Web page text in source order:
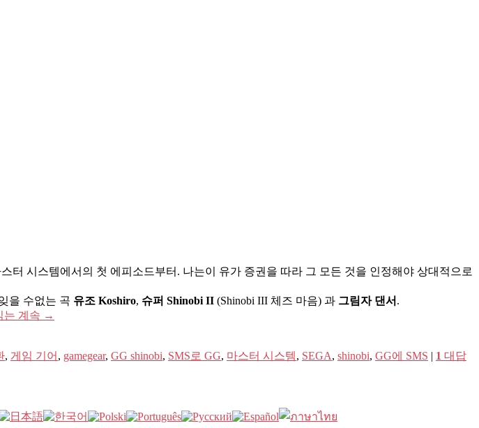
터 시스템에서의 첫 에피소드부터. 나는이 유가 증권을 따라 그 모든 것을 인정해야 상대적으로
을 수없는 곡 유조 Koshiro, 슈퍼 Shinobi II (Shinobi III 체즈 마음) 과 그림자 댄서 .
는 계속 →
, 게임 기어 , gamegear, GG shinobi, SMS로 GG, 마스터 시스템, SEGA, shinobi, GG에 SMS | 1 대답